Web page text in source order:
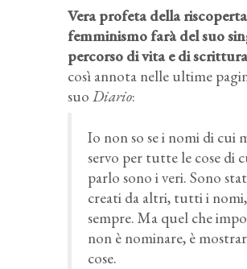
Vera profeta della
femminismo farà del suo
percorso di vita e di scrittura
così annota nelle ultime
suo Diario:
Io non so se i nomi di cui
servo per tutte le cose di
parlo sono i veri. Sono
creati da altri, tutti i
sempre. Ma quel che
non è nominare, è
cose.